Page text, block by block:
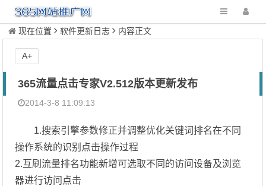
现在位置 软件更新日志 内容正文
365流量点击专家V2.512版本更新发布
2014-3-8 11:09:13
1.搜索引擎参数修正并调整优化关键词排名在不同
操作系统的识别点击操作过程
2.互刷流量排名功能新增可选取不同的访问设备及浏览
器进行访问点击
A+